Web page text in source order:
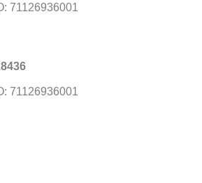
71126936001
71126936001